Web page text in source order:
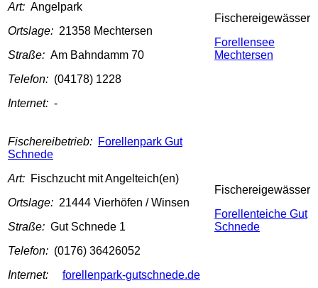
Art: Angelpark
Ortslage: 21358 Mechtersen
Straße: Am Bahndamm 70
Telefon: (04178) 1228
Internet: -
Fischereigewässer
Forellensee
Mechtersen
Fischereibetrieb: Forellenpark Gut
Schnede
Art: Fischzucht mit Angelteich(en)
Ortslage: 21444 Vierhöfen / Winsen
Straße: Gut Schnede 1
Telefon: (0176) 36426052
Internet:
forellenpark-gutschnede.de
Fischereigewässer
Forellenteiche Gut
Schnede